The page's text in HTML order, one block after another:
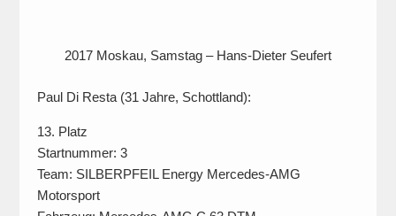
2017 Moskau, Samstag – Hans-Dieter Seufert
Paul Di Resta (31 Jahre, Schottland):
13. Platz
Startnummer: 3
Team: SILBERPFEIL Energy Mercedes-AMG
Motorsport